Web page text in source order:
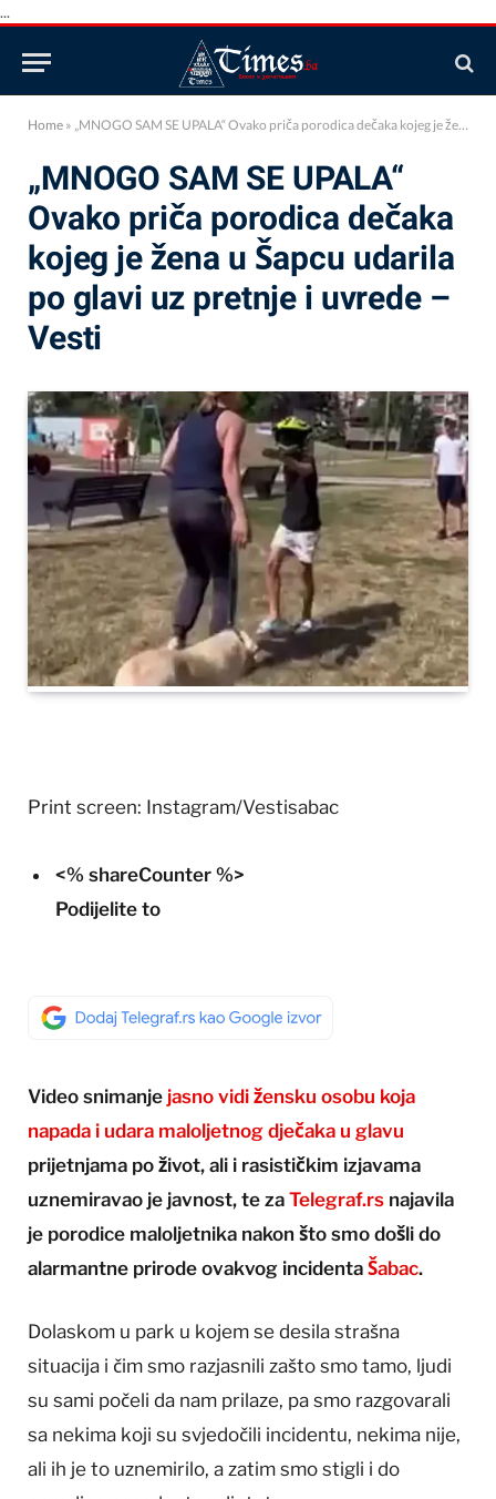
...
Home » „MNOGO SAM SE UPALA“ Ovako priča porodica dečaka kojeg je žena u Šapcu udarila po glavi uz pretnje i uvrede – Vesti
„MNOGO SAM SE UPALA“
Ovako priča porodica dečaka
kojeg je žena u Šapcu udarila
po glavi uz pretnje i uvrede –
Vesti
Print screen: Instagram/Vestisabac
<% shareCounter %>
Podijelite to
Video snimanje jasno vidi žensku osobu koja
napada i udara maloljetnog dječaka u glavu
prijetnjama po život, ali i rasističkim izjavama
uznemiravao je javnost, te za Telegraf.rs najavila
je porodice maloljetnika nakon što smo došli do
alarmantne prirode ovakvog incidenta Šabac.
Dolaskom u park u kojem se desila strašna
situacija i čim smo razjasnili zašto smo tamo, ljudi
su sami počeli da nam prilaze, pa smo razgovarali
sa nekima koji su svjedočili incidentu, nekima nije,
ali ih je to uznemirilo, a zatim smo stigli i do